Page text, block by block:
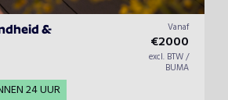
&
24 UUR
Vanaf
€2000
excl. BTW /
BUMA